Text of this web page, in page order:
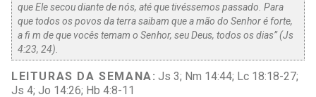
que Ele secou diante de nós, até que tivéssemos passado. Para
que todos os povos da terra saibam que a mão do Senhor é forte,
a fi m de que vocês temam o Senhor, seu Deus, todos os dias” (Js
4:23, 24).
LEITURAS DA SEMANA: Js 3; Nm 14:44; Lc 18:18-27;
Js 4; Jo 14:26; Hb 4:8-11